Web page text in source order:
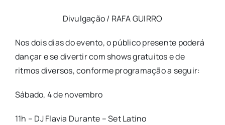
Divulgação / RAFA GUIRRO
Nos dois dias do evento, o público presente poderá
dançar e se divertir com shows gratuitos e de
ritmos diversos, conforme programação a seguir:
Sábado, 4 de novembro
11h – DJ Flavia Durante – Set Latino